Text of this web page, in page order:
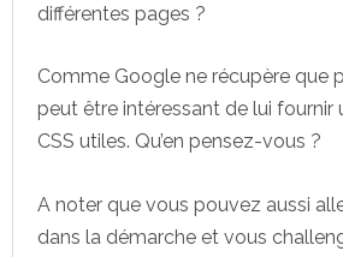
différentes pages ?
Comme Google ne récupère que
peut être intéressant de lui fournir
CSS utiles. Qu’en pensez-vous ?
A noter que vous pouvez aussi
dans la démarche et vous